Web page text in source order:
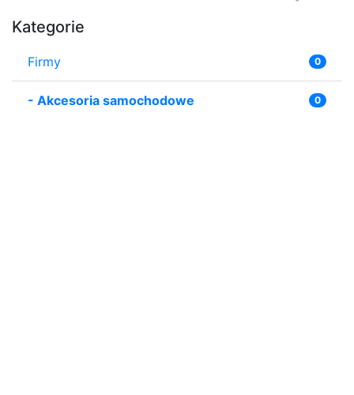
Kategorie
Firmy 0
- Akcesoria samochodowe 0